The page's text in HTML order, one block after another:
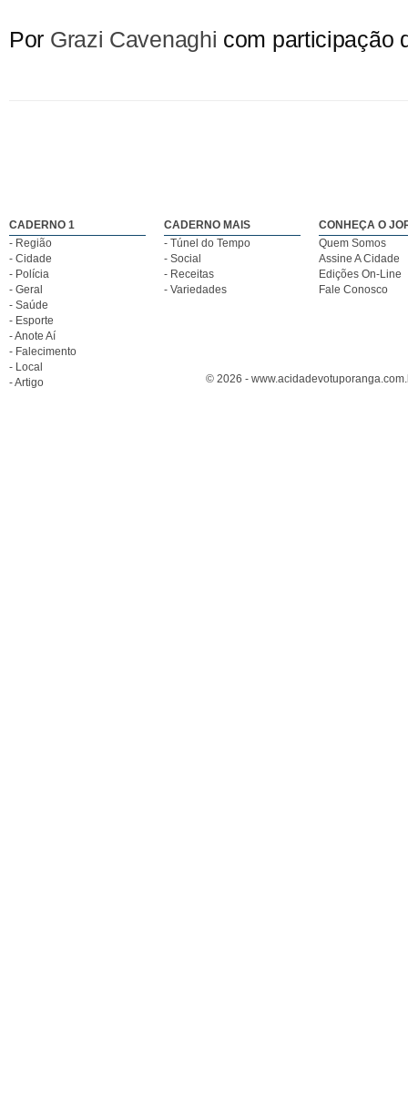
Por Grazi Cavenaghi com participação
CADERNO 1
- Região
- Cidade
- Polícia
- Geral
- Saúde
- Esporte
- Anote Aí
- Falecimento
- Local
- Artigo
CADERNO MAIS
- Túnel do Tempo
- Social
- Receitas
- Variedades
CONHEÇA O
Quem Somos
Assine A Cidade
Edições On-Line
Fale Conosco
© 2026 -